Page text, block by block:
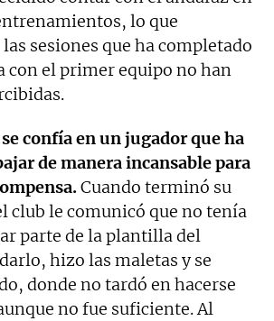
lo que
sesiones que ha completado
con el primer equipo no han
se confía en un jugador que ha
de manera incansable para
Cuando terminó su
club le comunicó que no tenía
parte de la plantilla del
hizo las maletas y se
donde no tardó en hacerse
no fue suficiente. Al